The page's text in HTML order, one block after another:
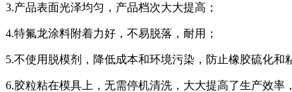
3.产品表面光泽均匀，产品档次大大提高；
4.特氟龙涂料附着力好，不易脱落，耐用；
5.不使用脱模剂，降低成本和环境污染，防止橡胶硫化和
6.胶粒粘在模具上，无需停机清洗，大大提高了生产效率